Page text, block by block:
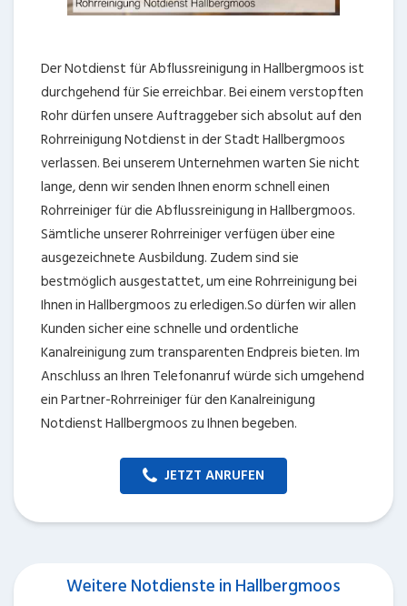
Der Notdienst für Abflussreinigung in Hallbergmoos ist
durchgehend für Sie erreichbar. Bei einem verstopften
Rohr dürfen unsere Auftraggeber sich absolut auf den
Rohrreinigung Notdienst in der Stadt Hallbergmoos
verlassen. Bei unserem Unternehmen warten Sie nicht
lange, denn wir senden Ihnen enorm schnell einen
Rohrreiniger für die Abflussreinigung in Hallbergmoos.
Sämtliche unserer Rohrreiniger verfügen über eine
ausgezeichnete Ausbildung. Zudem sind sie
bestmöglich ausgestattet, um eine Rohrreinigung bei
Ihnen in Hallbergmoos zu erledigen.So dürfen wir allen
Kunden sicher eine schnelle und ordentliche
Kanalreinigung zum transparenten Endpreis bieten. Im
Anschluss an Ihren Telefonanruf würde sich umgehend
ein Partner-Rohrreiniger für den Kanalreinigung
Notdienst Hallbergmoos zu Ihnen begeben.
JETZT ANRUFEN
Weitere Notdienste in Hallbergmoos